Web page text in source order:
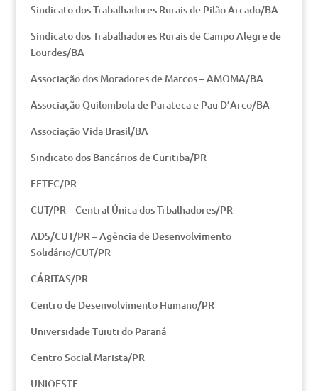
Sindicato dos Trabalhadores Rurais de Pilão Arcado/BA
Sindicato dos Trabalhadores Rurais de Campo Alegre de
Lourdes/BA
Associação dos Moradores de Marcos – AMOMA/BA
Associação Quilombola de Parateca e Pau D’Arco/BA
Associação Vida Brasil/BA
Sindicato dos Bancários de Curitiba/PR
FETEC/PR
CUT/PR – Central Única dos Trbalhadores/PR
ADS/CUT/PR – Agência de Desenvolvimento
Solidário/CUT/PR
CÁRITAS/PR
Centro de Desenvolvimento Humano/PR
Universidade Tuiuti do Paraná
Centro Social Marista/PR
UNIOESTE